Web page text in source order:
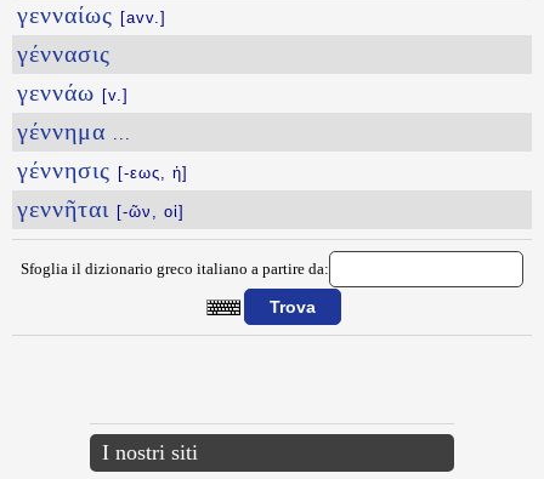
γενναίως [avv.]
γέννασις
γεννάω [v.]
γέννημα ...
γέννησις [-εως, ἡ]
γεννῆται [-ῶν, οἱ]
Sfoglia il dizionario greco italiano a partire da:
I nostri siti